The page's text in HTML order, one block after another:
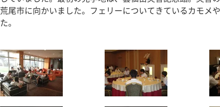
荒尾市に向かいました。フェリーについてきているカモメ
た。